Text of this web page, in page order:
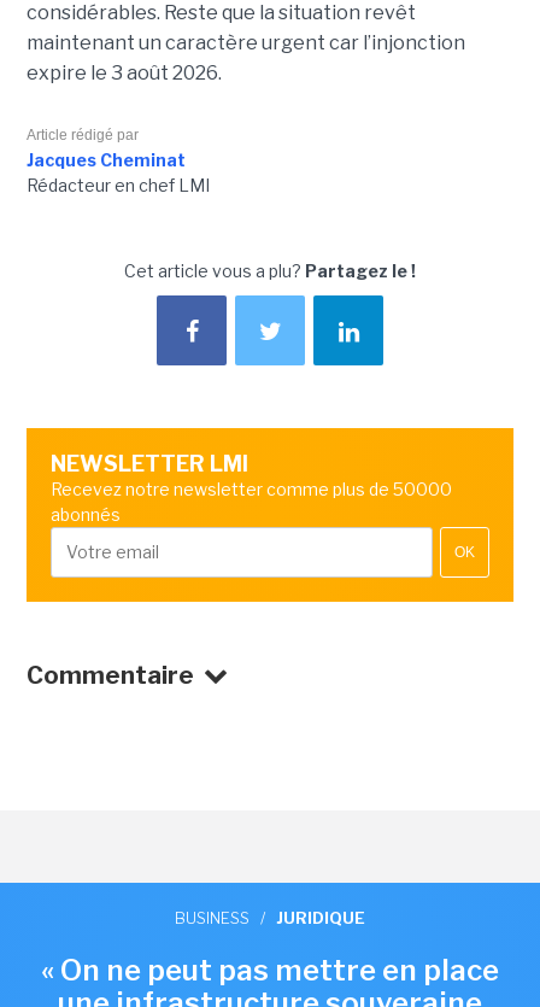
considérables. Reste que la situation revêt
maintenant un caractère urgent car l’injonction
expire le 3 août 2026.
Article rédigé par
Jacques Cheminat
Rédacteur en chef LMI
Cet article vous a plu? Partagez le !
NEWSLETTER LMI
Recevez notre newsletter comme plus de 50000
abonnés
OK
Commentaire
BUSINESS / JURIDIQUE
« On ne peut pas mettre en place